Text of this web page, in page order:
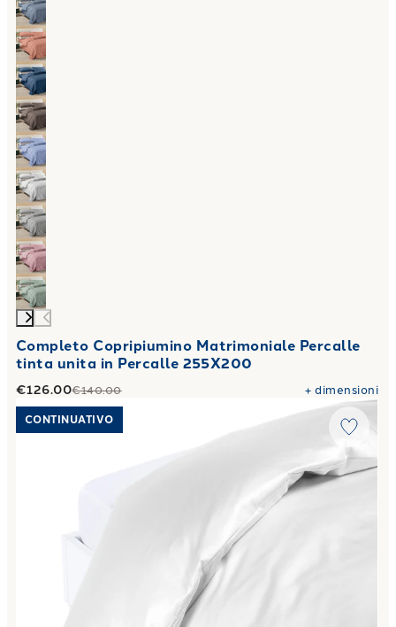
Completo Copripiumino Matrimoniale Percalle
tinta unita in Percalle 255X200
€126.00€140.00 +dimensioni
Link to "Sacco Copripiumino Raso unito Bianco "
CONTINUATIVO